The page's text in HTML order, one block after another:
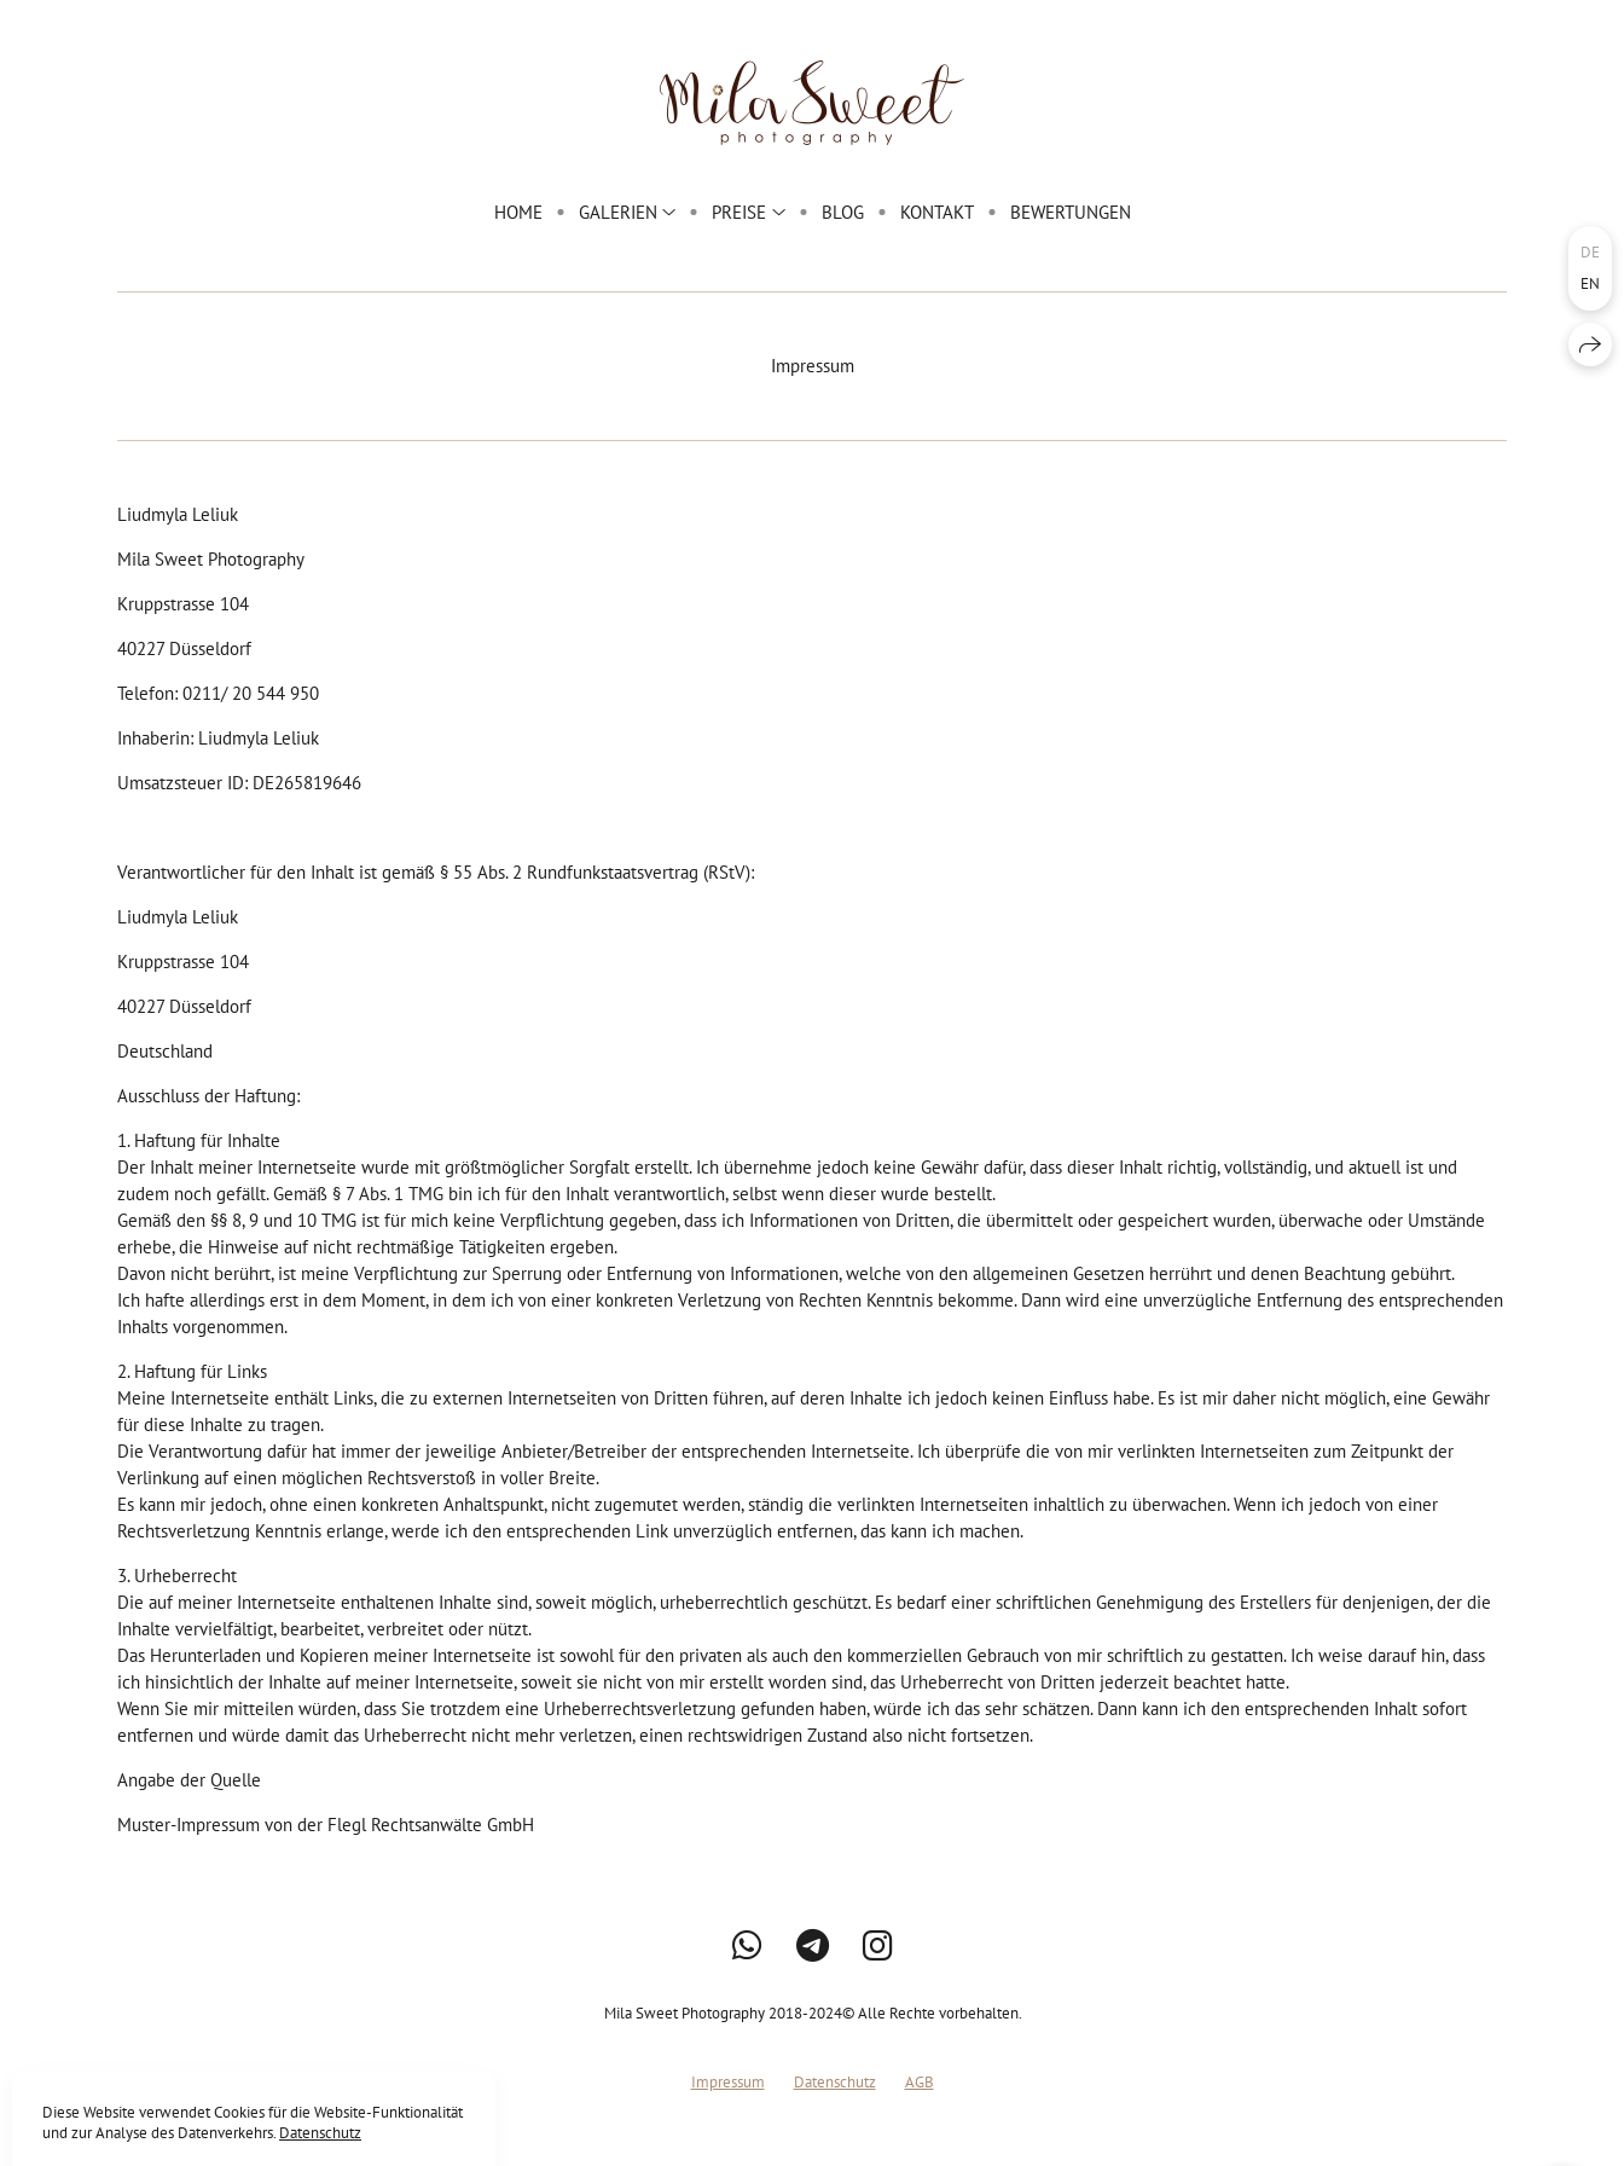
HOME GALERIEN PREISE BLOG KONTAKT BEWERTUNGEN
Impressum
Liudmyla Leliuk
Mila Sweet Photography
Kruppstrasse 104
40227 Düsseldorf
Telefon: 0211/ 20 544 950
Inhaberin: Liudmyla Leliuk
Umsatzsteuer ID: DE265819646
Verantwortlicher für den Inhalt ist gemäß § 55 Abs. 2 Rundfunkstaatsvertrag (RStV):
Liudmyla Leliuk
Kruppstrasse 104
40227 Düsseldorf
Deutschland
Ausschluss der Haftung:
1. Haftung für Inhalte
Der Inhalt meiner Internetseite wurde mit größtmöglicher Sorgfalt erstellt. Ich übernehme jedoch keine Gewähr dafür, dass dieser Inhalt richtig, vollständig, und aktuell ist und
zudem noch gefällt. Gemäß § 7 Abs. 1 TMG bin ich für den Inhalt verantwortlich, selbst wenn dieser wurde bestellt.
Gemäß den §§ 8, 9 und 10 TMG ist für mich keine Verpflichtung gegeben, dass ich Informationen von Dritten, die übermittelt oder gespeichert wurden, überwache oder Umstände
erhebe, die Hinweise auf nicht rechtmäßige Tätigkeiten ergeben.
Davon nicht berührt, ist meine Verpflichtung zur Sperrung oder Entfernung von Informationen, welche von den allgemeinen Gesetzen herrührt und denen Beachtung gebührt.
Ich hafte allerdings erst in dem Moment, in dem ich von einer konkreten Verletzung von Rechten Kenntnis bekomme. Dann wird eine unverzügliche Entfernung des entsprechenden
Inhalts vorgenommen.
2. Haftung für Links
Meine Internetseite enthält Links, die zu externen Internetseiten von Dritten führen, auf deren Inhalte ich jedoch keinen Einfluss habe. Es ist mir daher nicht möglich, eine Gewähr
für diese Inhalte zu tragen.
Die Verantwortung dafür hat immer der jeweilige Anbieter/Betreiber der entsprechenden Internetseite. Ich überprüfe die von mir verlinkten Internetseiten zum Zeitpunkt der
Verlinkung auf einen möglichen Rechtsverstoß in voller Breite.
Es kann mir jedoch, ohne einen konkreten Anhaltspunkt, nicht zugemutet werden, ständig die verlinkten Internetseiten inhaltlich zu überwachen. Wenn ich jedoch von einer
Rechtsverletzung Kenntnis erlange, werde ich den entsprechenden Link unverzüglich entfernen, das kann ich machen.
3. Urheberrecht
Die auf meiner Internetseite enthaltenen Inhalte sind, soweit möglich, urheberrechtlich geschützt. Es bedarf einer schriftlichen Genehmigung des Erstellers für denjenigen, der die
Inhalte vervielfältigt, bearbeitet, verbreitet oder nützt.
Das Herunterladen und Kopieren meiner Internetseite ist sowohl für den privaten als auch den kommerziellen Gebrauch von mir schriftlich zu gestatten. Ich weise darauf hin, dass
ich hinsichtlich der Inhalte auf meiner Internetseite, soweit sie nicht von mir erstellt worden sind, das Urheberrecht von Dritten jederzeit beachtet hatte.
Wenn Sie mir mitteilen würden, dass Sie trotzdem eine Urheberrechtsverletzung gefunden haben, würde ich das sehr schätzen. Dann kann ich den entsprechenden Inhalt sofort
entfernen und würde damit das Urheberrecht nicht mehr verletzen, einen rechtswidrigen Zustand also nicht fortsetzen.
Angabe der Quelle
Muster-Impressum von der Flegl Rechtsanwälte GmbH
Mila Sweet Photography 2018-2024© Alle Rechte vorbehalten.
Impressum Datenschutz AGB
DE
EN
Diese Website verwendet Cookies für die Website-Funktionalität
und zur Analyse des Datenverkehrs. Datenschutz